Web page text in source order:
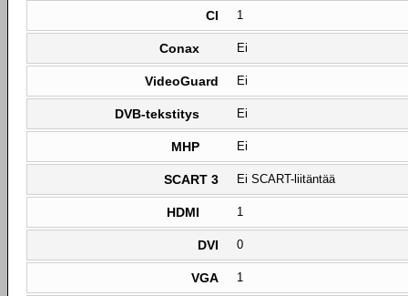
CI 1
Conax Ei
VideoGuard Ei
DVB-tekstitys Ei
MHP Ei
SCART 3 Ei SCART-liitäntää
HDMI 1
DVI 0
VGA 1